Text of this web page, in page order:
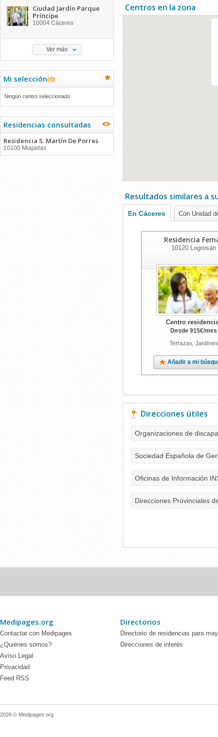
Ciudad Jardín Parque
Príncipe
10004 Cáceres
Ver más
Mi selección(0)
Ningún centro seleccionado
Residencias consultadas
Residencia S. Martín De Porres
10100 Miajadas
Centros en la zona
Resultados similares a
En Cáceres Con Unidad
Residencia
10120Logrosán
Centro
Desde 915€/mes
Terrazas, Jardines
Añadir a mi
Direcciones útiles
Organizaciones de
Sociedad Española de
Oficinas de Información
Direcciones Provinciales
Medipages.org
Contactar con Medipages
¿Quiénes somos?
Aviso Legal
Privacidad
Feed RSS
Directorios
Directorio de residencias para
Direcciones de interés
2026 © Medipages.org